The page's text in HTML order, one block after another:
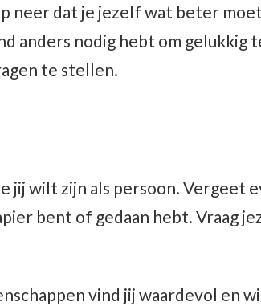
neer dat je jezelf wat beter
anders nodig hebt om gelukkig
te stellen.
jij wilt zijn als persoon. Vergeet
bent of gedaan hebt. Vraag
vind jij waardevol en